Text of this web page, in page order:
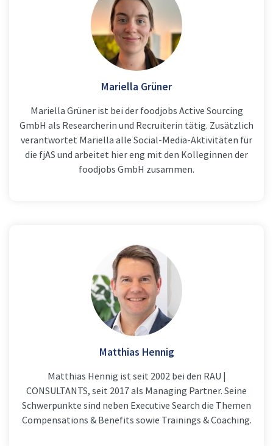
Mariella Grüner
Mariella Grüner ist bei der foodjobs Active Sourcing
GmbH als Researcherin und Recruiterin tätig. Zusätzlich
verantwortet Mariella alle Social-Media-Aktivitäten für
die fjAS und arbeitet hier eng mit den Kolleginnen der
foodjobs GmbH zusammen.
Matthias Hennig
Matthias Hennig ist seit 2002 bei den RAU |
CONSULTANTS, seit 2017 als Managing Partner. Seine
Schwerpunkte sind neben Executive Search die Themen
Compensations & Benefits sowie Trainings & Coaching.